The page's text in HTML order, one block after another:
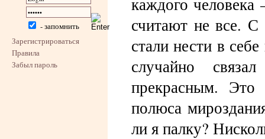
- запомнить
Зарегистрироваться
Правила
Забыл пароль
считают не все. С
стали нести в
случайно
прекрасным. Это
полюса
ли я палку?